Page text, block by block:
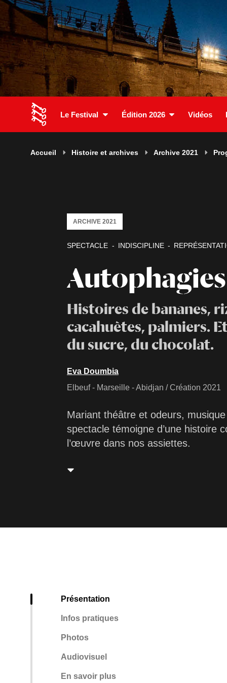
Le Festival Édition 2026 Vidéos
Accueil Histoire et archives Archive 2021
Autophagies
Histoires de bananes,
cacahuètes, palmiers.
du sucre, du chocolat.
SPECTACLE INDISCIPLINE
ARCHIVE 2021
Eva Doumbia
Elbeuf - Marseille - Abidjan / Création 2021
Mariant théâtre et odeurs,
spectacle témoigne d’une histoire
l’œuvre dans nos assiettes.
Présentation
Infos pratiques
Photos
Audiovisuel
En savoir plus